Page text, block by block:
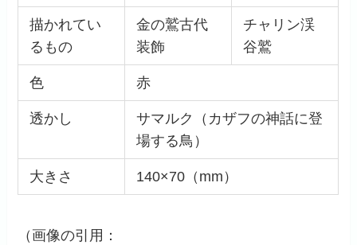
描かれてい
るもの
金の鷲古代
装飾
チャリン渓
谷鷲
色 赤
透かし
サマルク（カザフの神話に登
場する鳥）
大きさ 140×70（mm）
（画像の引用：